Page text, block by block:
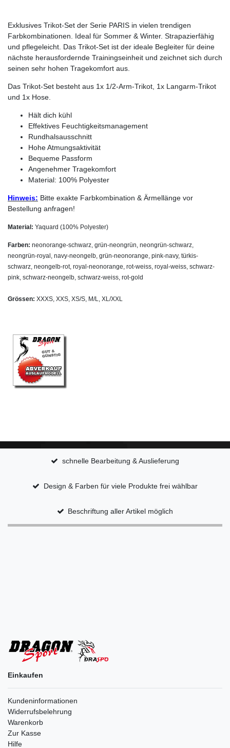
Exklusives Trikot-Set der Serie PARIS in vielen trendigen
Farbkombinationen. Ideal für Sommer & Winter. Strapazierfähig
und pflegeleicht. Das Trikot-Set ist der ideale Begleiter für deine
nächste herausfordernde Trainingseinheit und zeichnet sich durch
seinen sehr hohen Tragekomfort aus.
Das Trikot-Set besteht aus 1x 1/2-Arm-Trikot, 1x Langarm-Trikot
und 1x Hose.
Hält dich kühl
Effektives Feuchtigkeitsmanagement
Rundhalsausschnitt
Hohe Atmungsaktivität
Bequeme Passform
Angenehmer Tragekomfort
Material: 100% Polyester
Hinweis: Bitte exakte Farbkombination & Ärmellänge vor
Bestellung anfragen!
Material: Yaquard (100% Polyester)
Farben: neonorange-schwarz, grün-neongrün, neongrün-schwarz,
neongrün-royal, navy-neongelb, grün-neonorange, pink-navy, türkis-
schwarz, neongelb-rot, royal-neonorange, rot-weiss, royal-weiss, schwarz-
pink, schwarz-neongelb, schwarz-weiss, rot-gold
Grössen: XXXS, XXS, XS/S, M/L, XL/XXL
schnelle Bearbeitung & Auslieferung
Design & Farben für viele Produkte frei wählbar
Beschriftung aller Artikel möglich
Einkaufen
Kundeninformationen
Widerrufsbelehrung
Warenkorb
Zur Kasse
Hilfe